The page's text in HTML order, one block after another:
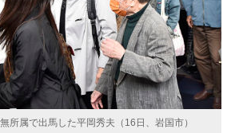
所属で出馬した平岡秀夫（16日、岩国市）